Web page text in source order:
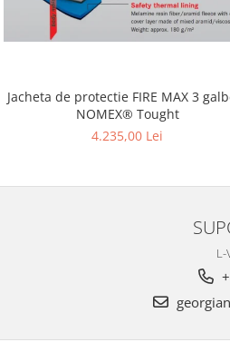
Jacheta de protectie FIRE MAX 3
NOMEX® Tought
4.235,00 Lei
L-